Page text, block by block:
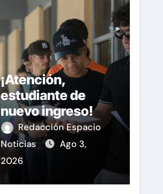
¡Atención,
estudiante de
nuevo ingreso!
Continúa la
recepción de
documentos en la
Redacción Espacio
Noticias
Ago 3,
2026